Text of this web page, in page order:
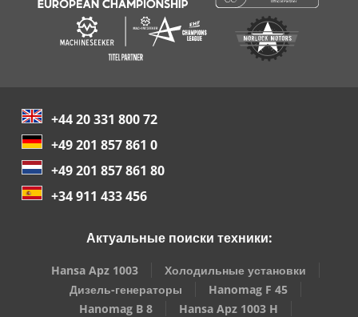
+44 20 331 800 72
+49 201 857 861 0
+49 201 857 861 80
+34 911 433 456
Актуальные поиски техники:
Hansa Apz 1003
Холодильные установки
Дизель-генераторы
Hanomag F 45
Hanomag B 8
Hansa Apz 1003 H